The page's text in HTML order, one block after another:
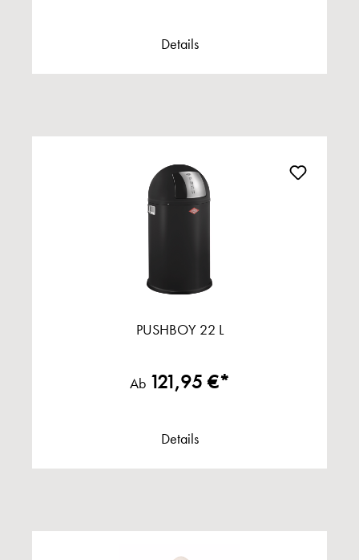
Details
PUSHBOY 22 L
Ab 121,95 €*
Details